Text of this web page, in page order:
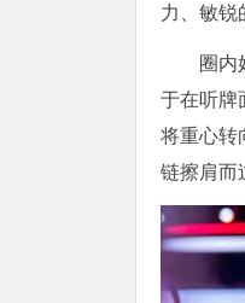
力、敏锐
圈内
于在听牌
将重心转
链擦肩而